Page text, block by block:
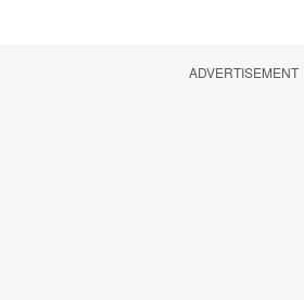
ADVERTISEMENT